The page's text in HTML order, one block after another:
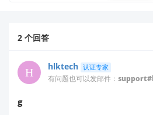
特别适合用于建筑物内
如果您确实需要开发定制化的洞
块，建议您可以考虑以下步骤：
2 个回答
hlktech 认证专家
有问题也可以发邮件：
g